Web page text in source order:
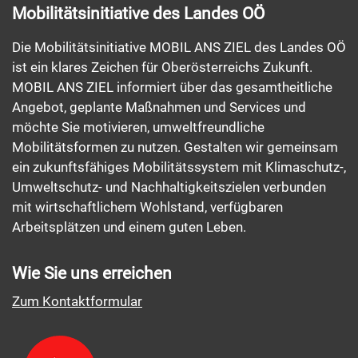
Mobilitätsinitiative des Landes OÖ
Die Mobilitätsinitiative MOBIL ANS ZIEL des Landes OÖ
ist ein klares Zeichen für Oberösterreichs Zukunft.
MOBIL ANS ZIEL informiert über das gesamtheitliche
Angebot, geplante Maßnahmen und Services und
möchte Sie motivieren, umweltfreundliche
Mobilitätsformen zu nutzen. Gestalten wir gemeinsam
ein zukunftsfähiges Mobilitätssystem mit Klimaschutz-,
Umweltschutz- und Nachhaltigkeitszielen verbunden
mit wirtschaftlichem Wohlstand, verfügbaren
Arbeitsplätzen und einem guten Leben.
Wie Sie uns erreichen
Zum Kontaktformular